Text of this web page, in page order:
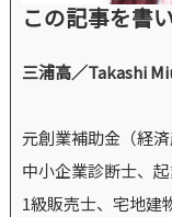
この記事を書
三浦高／Takashi
元創業補助金（経
中小企業診断士、起
1級販売士、宅地建